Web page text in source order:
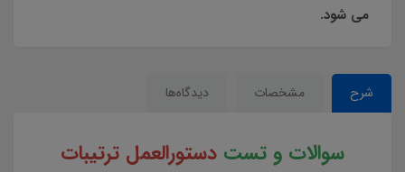
می شود.
شرح مشخصات دیدگاه‌ها
سوالات و تست دستورالعمل ترتیبات